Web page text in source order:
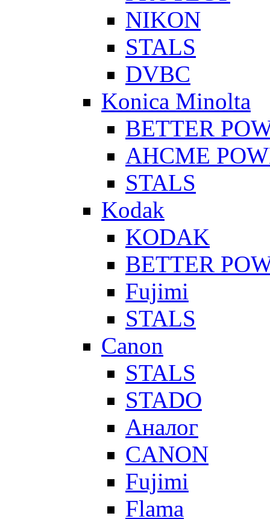
NIKON
STALS
DVBC
Konica Minolta
BETTER
AHCME
STALS
Kodak
KODAK
BETTER
Fujimi
STALS
Canon
STALS
STADO
Аналог
CANON
Fujimi
Flama